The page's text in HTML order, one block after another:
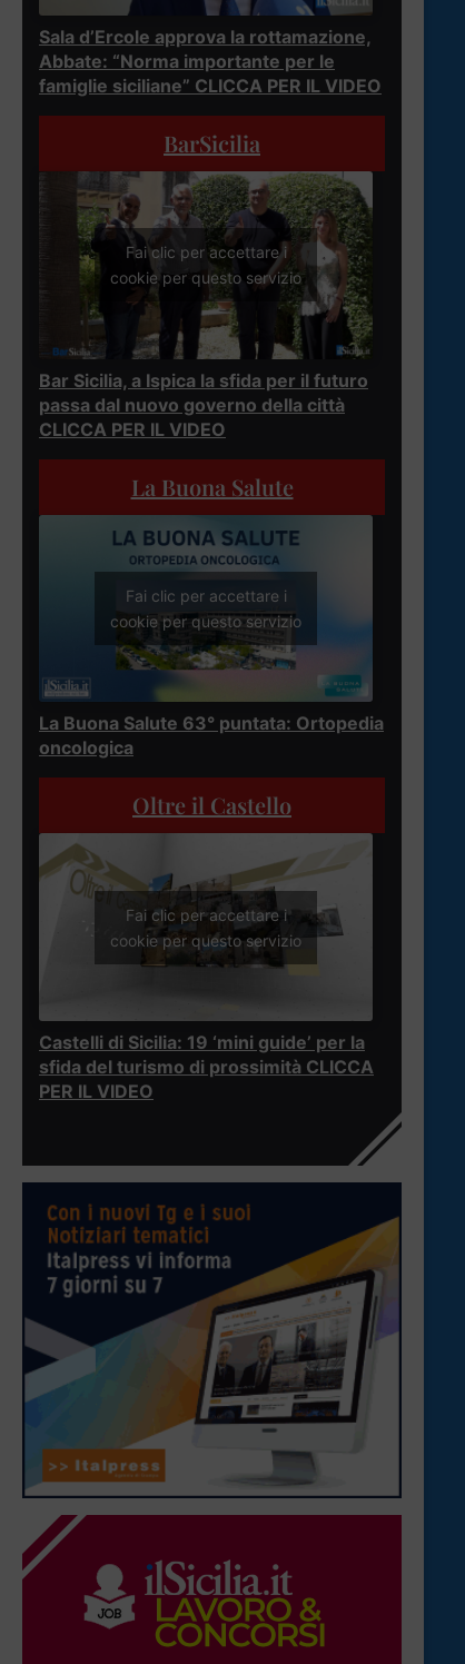
Sala d’Ercole approva la rottamazione,
Abbate: “Norma importante per le
famiglie siciliane” CLICCA PER IL VIDEO
BarSicilia
Fai clic per accettare i
cookie per questo servizio
Bar Sicilia, a Ispica la sfida per il futuro
passa dal nuovo governo della città
CLICCA PER IL VIDEO
La Buona Salute
Fai clic per accettare i
cookie per questo servizio
La Buona Salute 63° puntata: Ortopedia
oncologica
Oltre il Castello
Fai clic per accettare i
cookie per questo servizio
Castelli di Sicilia: 19 ‘mini guide’ per la
sfida del turismo di prossimità CLICCA
PER IL VIDEO